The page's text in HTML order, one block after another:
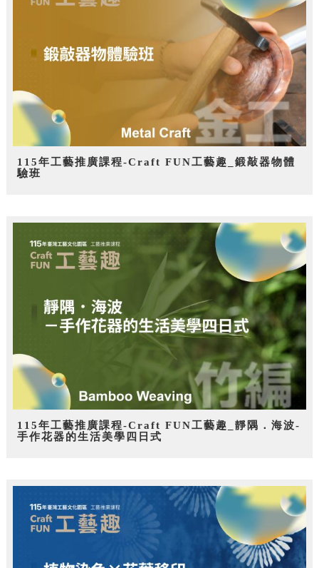
115年工藝推廣課程-Craft FUN工藝趣_鍛敲器物體
驗班
115年工藝推廣課程-Craft FUN工藝趣_靜隅．海波-
手作花器的生活美學四日式